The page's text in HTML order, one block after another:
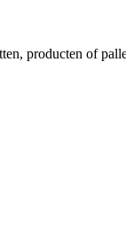
producten of